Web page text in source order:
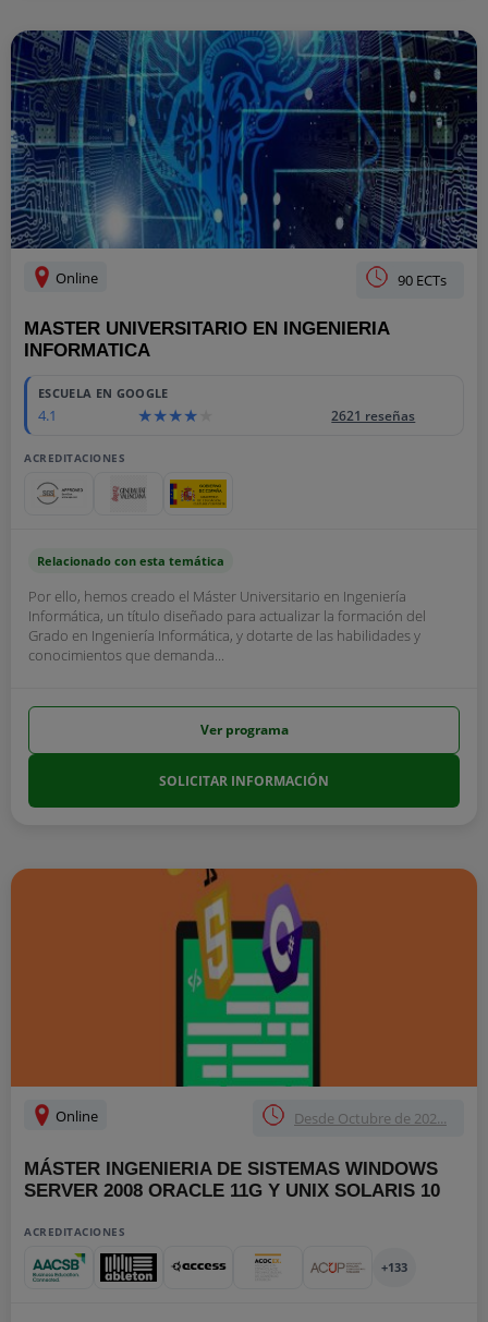
Online 90 ECTs
MASTER UNIVERSITARIO EN INGENIERIA
INFORMATICA
ESCUELA EN GOOGLE
4.1 2621 reseñas
ACREDITACIONES
Relacionado con esta temática
Por ello, hemos creado el Máster Universitario en Ingeniería
Informática, un título diseñado para actualizar la formación del
Grado en Ingeniería Informática, y dotarte de las habilidades y
conocimientos que demanda...
Ver programa
SOLICITAR INFORMACIÓN
Online Desde Octubre de 202...
MÁSTER INGENIERIA DE SISTEMAS WINDOWS
SERVER 2008 ORACLE 11G Y UNIX SOLARIS 10
ACREDITACIONES
+133